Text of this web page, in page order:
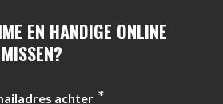
EN HANDIGE ONLINE
achter *